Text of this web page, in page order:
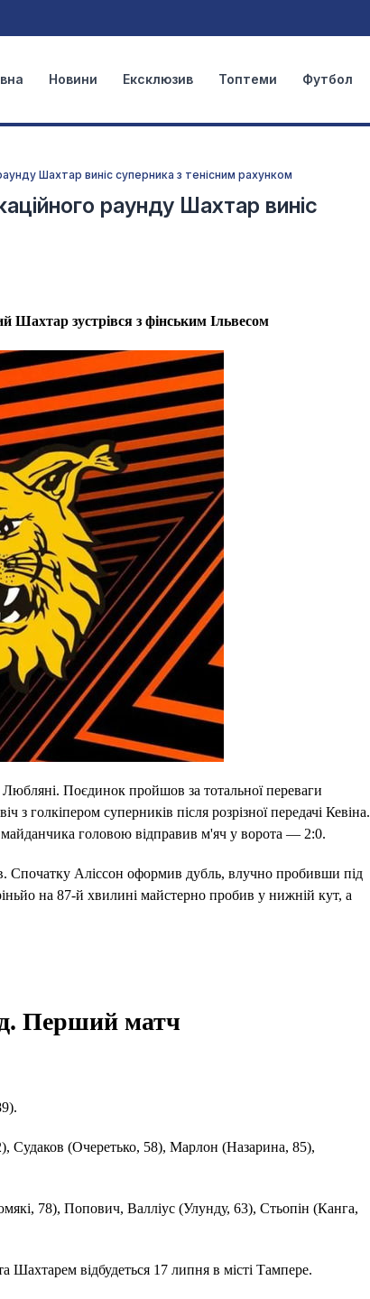
Новини Ексклюзив Топтеми Футбол
Шахтар виніс суперника з тенісним рахунком
раунду Шахтар виніс
Шахтар зустрівся з фінським Ільвесом
Поєдинок пройшов за тотальної переваги
голкіпером суперників після розрізної передачі Кевіна.
головою відправив м'яч у ворота — 2:0.
Спочатку Аліссон оформив дубль, влучно пробивши під
на 87-й хвилині майстерно пробив у нижній кут, а
Перший матч
Судаков (Очеретько, 58), Марлон (Назарина, 85),
78), Попович, Валліус (Улунду, 63), Стьопін (Канга,
Шахтарем відбудеться 17 липня в місті Тампере.